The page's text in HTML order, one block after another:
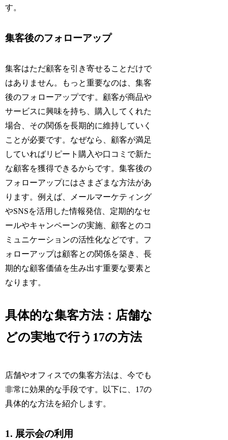
す。
集客後のフォローアップ
集客はただ顧客を引き寄せることだけで
はありません。もっと重要なのは、集客
後のフォローアップです。顧客が商品や
サービスに興味を持ち、購入してくれた
場合、その関係を長期的に維持していく
ことが必要です。なぜなら、顧客が満足
していればリピート購入や口コミで新た
な顧客を獲得できるからです。集客後の
フォローアップにはさまざまな方法があ
ります。例えば、メールマーケティング
やSNSを活用した情報発信、定期的なセ
ールやキャンペーンの実施、顧客とのコ
ミュニケーションの活性化などです。フ
ォローアップは顧客との関係を築き、長
期的な顧客価値を生み出す重要な要素と
なります。
具体的な集客方法：店舗な
どの実地で行う17の方法
店舗やオフィスでの集客方法は、今でも
非常に効果的な手段です。以下に、17の
具体的な方法を紹介します。
1. 展示会の利用